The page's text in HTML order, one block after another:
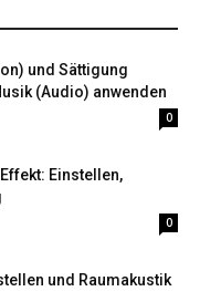
und Sättigung
(Audio) anwenden
0
Einstellen,
0
und Raumakustik